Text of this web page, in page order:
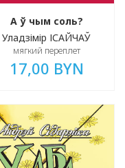
А ў чым соль?
Уладзімір ІСАЙЧАЎ
мягкий переплет
17,00 BYN